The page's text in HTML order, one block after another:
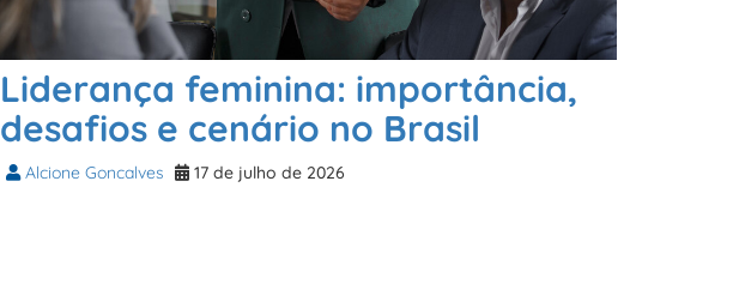
Liderança feminina: importância,
desafios e cenário no Brasil
Alcione Goncalves 17 de julho de 2026